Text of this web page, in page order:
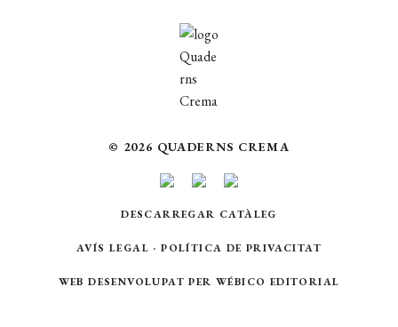
© 2026 QUADERNS CREMA
DESCARREGAR CATÀLEG
AVÍS LEGAL ·POLÍTICA DE PRIVACITAT
WEB DESENVOLUPAT PER WÉBICO EDITORIAL